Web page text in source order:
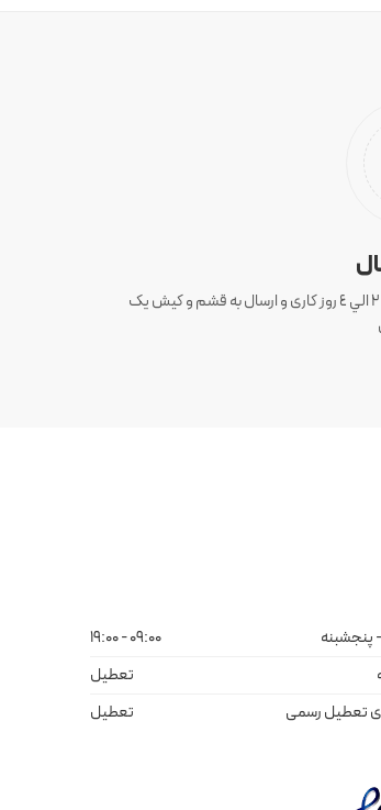
ارسال سفارش های تهران 1 الی 3 روز کاری و شهرستان ٢ الي ٤ روز کاری و ارسال به قشم و کیش یک
پنجشبنه
09:00 - 19:00
تعطیل
تعطیل رسمی
تعطیل